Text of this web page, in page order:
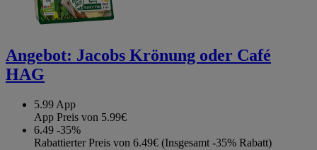
Angebot: Jacobs Krönung oder Café
HAG
5.99 App
App Preis von 5.99€
6.49 -35%
Rabattierter Preis von 6.49€ (Insgesamt -35% Rabatt)